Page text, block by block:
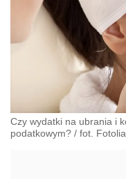
Czy wydatki na ubrania i
podatkowym? / fot. Fotolia